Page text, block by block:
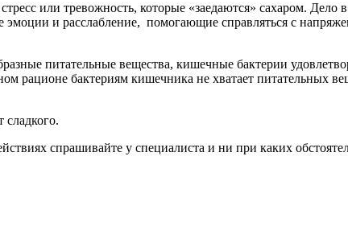
или тревожность, которые «заедаются» сахаром. Дело
и расслабление, помогающие справляться с
питательные вещества, кишечные бактерии
бактериям кишечника не хватает питательных
сладкого.
спрашивайте у специалиста и ни при каких